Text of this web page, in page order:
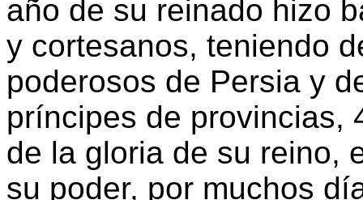
año de su reinado hizo
y cortesanos, teniendo
poderosos de Persia y
príncipes de provincias,
de la gloria de su reino,
su poder, por muchos